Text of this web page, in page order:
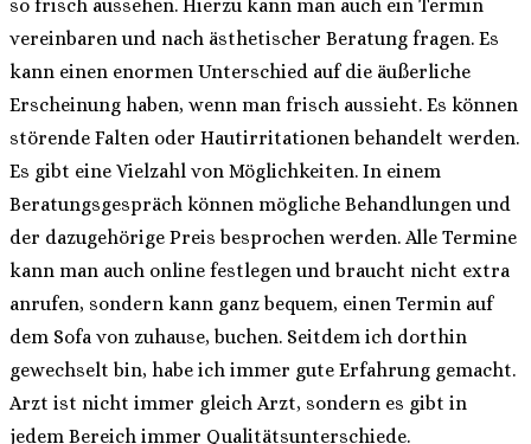
so frisch aussehen. Hierzu kann man auch ein Termin
vereinbaren und nach ästhetischer Beratung fragen. Es
kann einen enormen Unterschied auf die äußerliche
Erscheinung haben, wenn man frisch aussieht. Es können
störende Falten oder Hautirritationen behandelt werden.
Es gibt eine Vielzahl von Möglichkeiten. In einem
Beratungsgespräch können mögliche Behandlungen und
der dazugehörige Preis besprochen werden. Alle Termine
kann man auch online festlegen und braucht nicht extra
anrufen, sondern kann ganz bequem, einen Termin auf
dem Sofa von zuhause, buchen. Seitdem ich dorthin
gewechselt bin, habe ich immer gute Erfahrung gemacht.
Arzt ist nicht immer gleich Arzt, sondern es gibt in
jedem Bereich immer Qualitätsunterschiede.